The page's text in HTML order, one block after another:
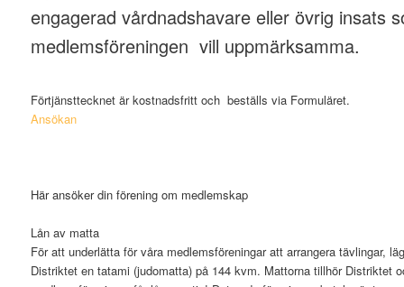
engagerad vårdnadshavare eller övrig insats
medlemsföreningen vill uppmärksamma.
Förtjänsttecknet är kostnadsfritt och beställs via Formuläret.
Ansökan
Här ansöker din förening om medlemskap
Lån av matta
För att underlätta för våra medlemsföreningar att arrangera tävlingar,
Distriktet en tatami (judomatta) på 144 kvm. Mattorna tillhör Distriktet